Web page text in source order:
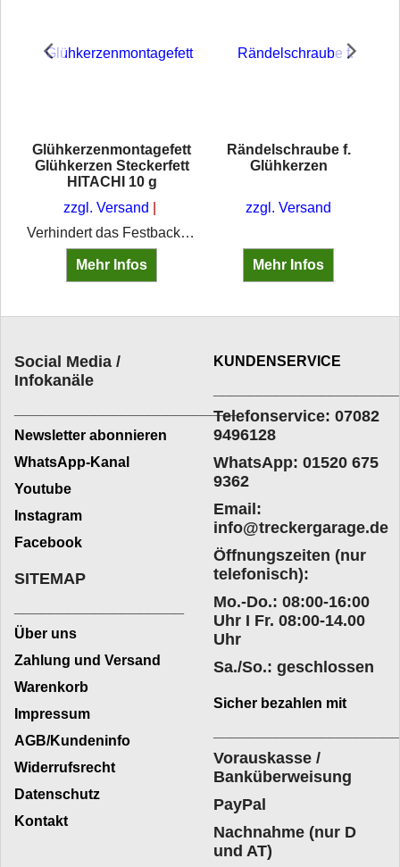
Glühkerzenmontagefett
Glühkerzen Steckerfett
HITACHI 10 g
zzgl. Versand
Verhindert das Festbacken von Glühkerzen
Mehr Infos
Rändelschraube f.
Glühkerzen
zzgl. Versand
Mehr Infos
Social Media /
Infokanäle
_________________________
Newsletter abonnieren
WhatsApp-Kanal
Youtube
Instagram
Facebook
KUNDENSERVICE
Telefonservice: 07082
9496128
WhatsApp: 01520 675
9362
Email:
info@treckergarage.de
Öffnungszeiten (nur
telefonisch):
Mo.-Do.: 08:00-16:00
Uhr I Fr. 08:00-14.00
Uhr
Sa./So.: geschlossen
SITEMAP
Über uns
Zahlung und Versand
Warenkorb
Impressum
AGB/Kundeninfo
Widerrufsrecht
Datenschutz
Kontakt
Sicher bezahlen mit
Vorauskasse /
Banküberweisung
PayPal
Nachnahme (nur D
und AT)